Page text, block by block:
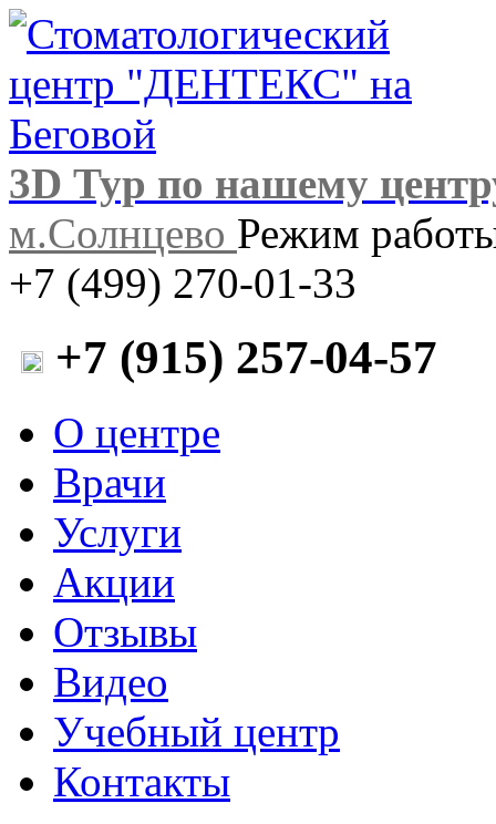
3D Тур по нашему
м.Солнцево Режим
+7 (499) 270-01-33
+7 (915) 257-04-57
О центре
Врачи
Услуги
Акции
Отзывы
Видео
Учебный центр
Контакты